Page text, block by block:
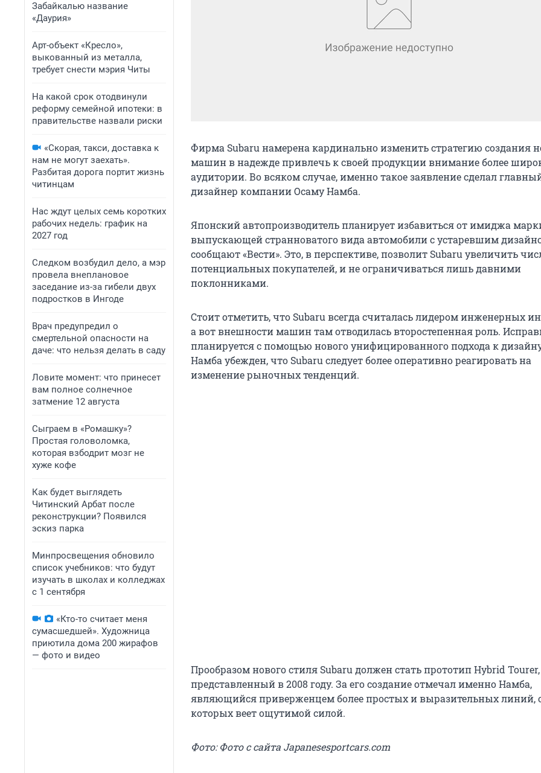
Забайкалью название
«Даурия»
Арт-объект «Кресло»,
выкованный из металла,
требует снести мэрия Читы
На какой срок отодвинули
реформу семейной ипотеки: в
правительстве назвали риски
«Скорая, такси, доставка к
нам не могут заехать».
Разбитая дорога портит жизнь
читинцам
Нас ждут целых семь коротких
рабочих недель: график на
2027 год
Следком возбудил дело, а мэр
провела внеплановое
заседание из-за гибели двух
подростков в Ингоде
Врач предупредил о
смертельной опасности на
даче: что нельзя делать в саду
Ловите момент: что принесет
вам полное солнечное
затмение 12 августа
Сыграем в «Ромашку»?
Простая головоломка,
которая взбодрит мозг не
хуже кофе
Как будет выглядеть
Читинский Арбат после
реконструкции? Появился
эскиз парка
Минпросвещения обновило
список учебников: что будут
изучать в школах и колледжах
с 1 сентября
«Кто-то считает меня
сумасшедшей». Художница
приютила дома 200 жирафов
— фото и видео
Фирма Subaru намерена кардинально изменить стратегию создания
машин в надежде привлечь к своей продукции внимание более
аудитории. Во всяком случае, именно такое заявление сделал
дизайнер компании Осаму Намба.
Японский автопроизводитель планирует избавиться от имиджа
выпускающей странноватого вида автомобили с устаревшим
сообщают «Вести». Это, в перспективе, позволит Subaru увеличить
потенциальных покупателей, и не ограничиваться лишь давними
поклонниками.
Стоит отметить, что Subaru всегда считалась лидером инженерных
а вот внешности машин там отводилась второстепенная роль.
планируется с помощью нового унифицированного подхода к
Намба убежден, что Subaru следует более оперативно реагировать на
изменение рыночных тенденций.
Прообразом нового стиля Subaru должен стать прототип Hybrid Tourer,
представленный в 2008 году. За его создание отмечал именно Намба,
являющийся приверженцем более простых и выразительных линий,
которых веет ощутимой силой.
Фото: Фото с сайта Japanesesportcars.com